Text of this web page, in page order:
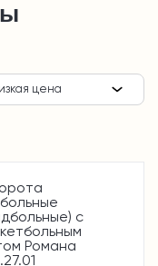
цена